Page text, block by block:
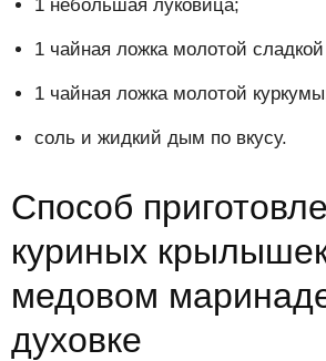
1 небольшая луковица;
1 чайная ложка молотой
1 чайная ложка молотой
соль и жидкий дым по вкусу.
Способ
куриных
медовом
духовке